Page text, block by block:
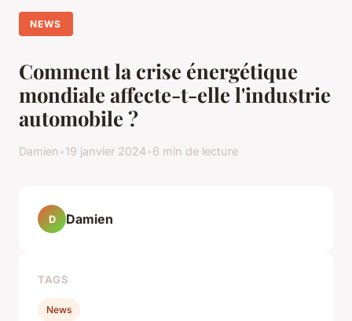
NEWS
Comment la crise énergétique
mondiale affecte-t-elle l'industrie
automobile ?
Damien•19 janvier 2024•6 min de lecture
D Damien
TAGS
News